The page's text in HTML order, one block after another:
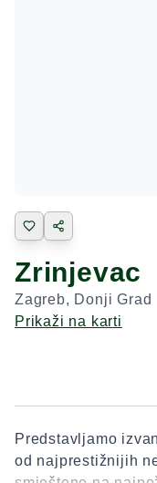
Zrinjevac
Zagreb, Donji Grad
Prikaži na karti
Predstavljamo
od najprestižnijih